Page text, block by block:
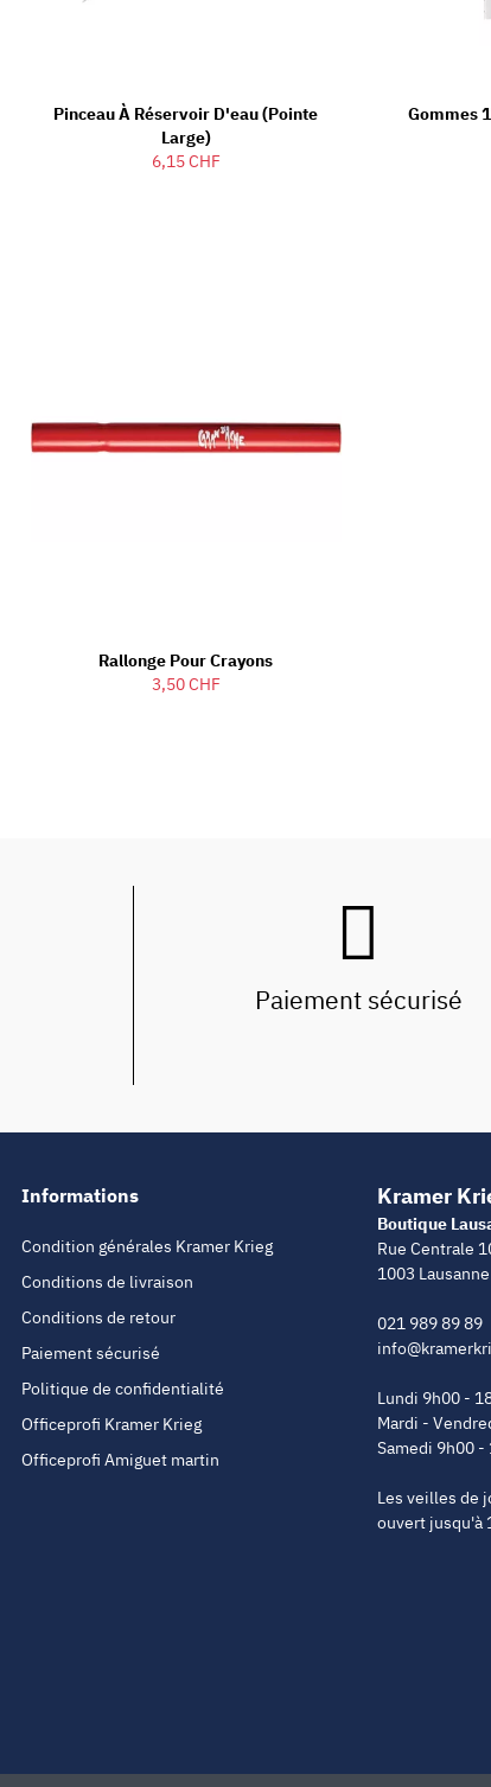
Pinceau À Réservoir D'eau (Pointe
Large)
6,15 CHF
Gommes
Rallonge Pour Crayons
3,50 CHF
Paiement sécurisé
Informations
Condition générales Kramer Krieg
Conditions de livraison
Conditions de retour
Paiement sécurisé
Politique de confidentialité
Officeprofi Kramer Krieg
Officeprofi Amiguet martin
Kramer
Boutique
Rue Centrale
1003 Lausanne
021 989 89 89
Lundi 9h00 -
Mardi -
Samedi 9h00 -
Les veilles de
ouvert jusqu'à